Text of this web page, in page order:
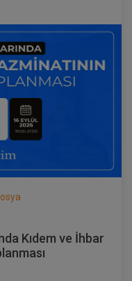
Kongresi -
Sepete Ekle
Kıdem ve İhbar